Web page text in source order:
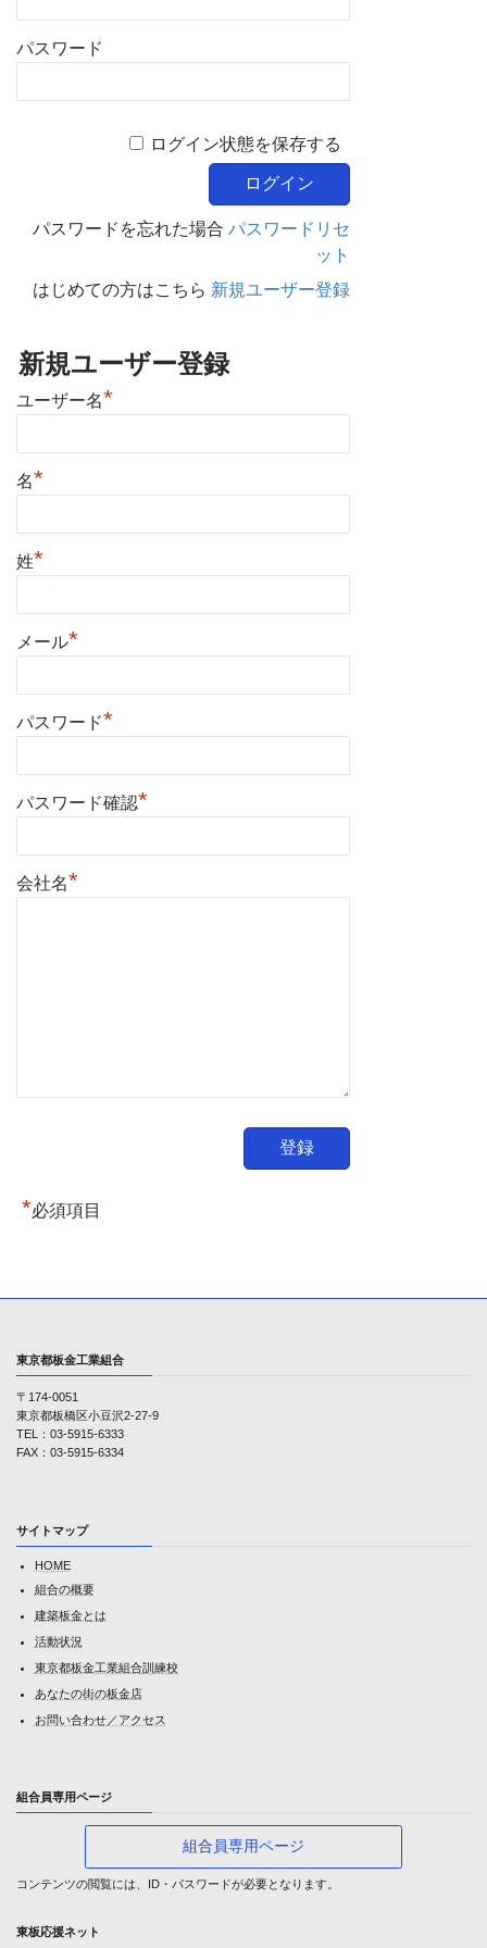
パスワード
ログイン状態を保存する
パスワードを忘れた場合パスワードリセ
ット
はじめての方はこちら 新規ユーザー登録
新規ユーザー登録
ユーザー名*
名*
姓*
メール*
パスワード*
パスワード確認*
会社名*
*必須項目
東京都板金工業組合
〒174-0051
東京都板橋区小豆沢2-27-9
TEL：03-5915-6333
FAX：03-5915-6334
サイトマップ
HOME
組合の概要
建築板金とは
活動状況
東京都板金工業組合訓練校
あなたの街の板金店
お問い合わせ／アクセス
組合員専用ページ
組合員専用ページ
コンテンツの閲覧には、ID・パスワードが必要となります。
東板応援ネット